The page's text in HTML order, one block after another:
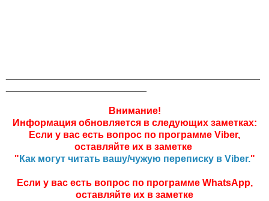
Внимание!
Информация обновляется в следующих заметках:
Если у вас есть вопрос по программе Viber,
оставляйте их в заметке
" Как могут читать вашу/чужую переписку в Viber."
Если у вас есть вопрос по программе WhatsApp,
оставляйте их в заметке